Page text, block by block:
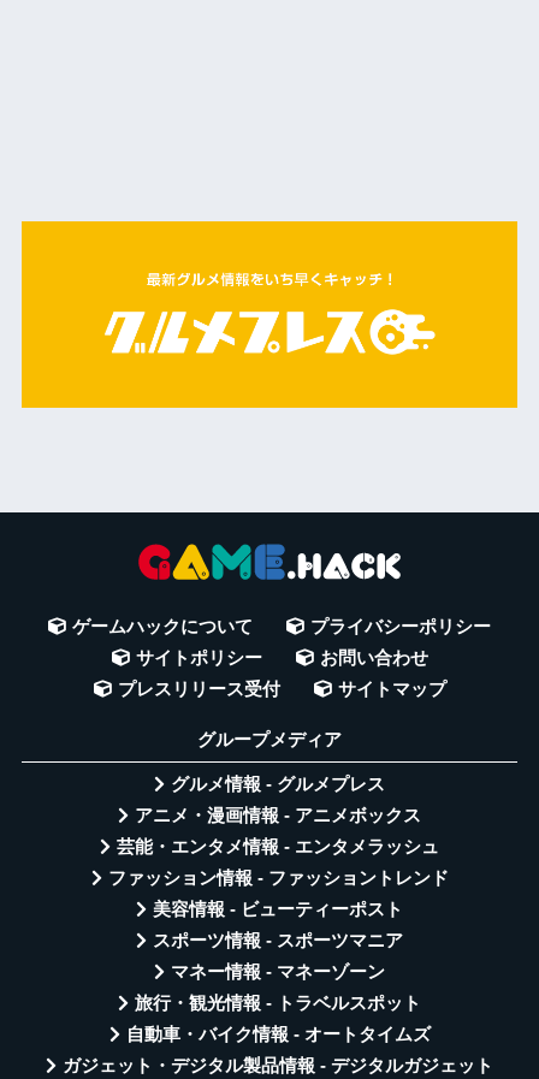
ゲームハックについて
プライバシーポリシー
サイトポリシー
お問い合わせ
プレスリリース受付
サイトマップ
グループメディア
グルメ情報 - グルメプレス
アニメ・漫画情報 - アニメボックス
芸能・エンタメ情報 - エンタメラッシュ
ファッション情報 - ファッショントレンド
美容情報 - ビューティーポスト
スポーツ情報 - スポーツマニア
マネー情報 - マネーゾーン
旅行・観光情報 - トラベルスポット
自動車・バイク情報 - オートタイムズ
ガジェット・デジタル製品情報 - デジタルガジェット